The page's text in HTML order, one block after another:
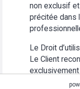
non exclusif et
précitée dans
Le Droit
Le Client
Web. Le